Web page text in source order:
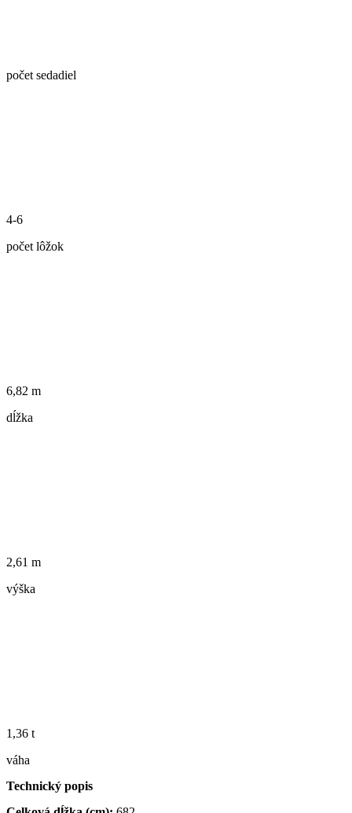
počet sedadiel
4-6
počet lôžok
6,82 m
dĺžka
2,61 m
výška
1,36 t
váha
Technický popis